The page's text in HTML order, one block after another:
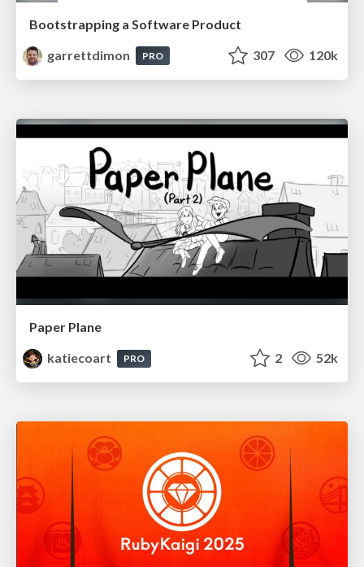
Bootstrapping a Software Product
garrettdimon
PRO 307 120k
Paper Plane
katiecoart
PRO 2 52k